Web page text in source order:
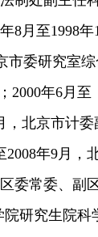
8月至1998年
市委研究室综
2000年6月至
，北京市计委
2008年9月，
委常委、副区
院研究生院科